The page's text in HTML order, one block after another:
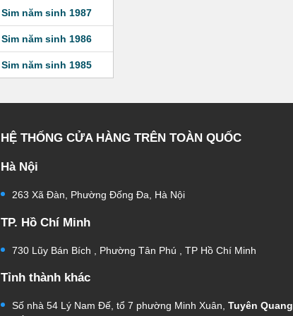
Sim năm sinh 1987
Sim năm sinh 1986
Sim năm sinh 1985
HỆ THỐNG CỬA HÀNG TRÊN TOÀN QUỐC
Hà Nội
263 Xã Đàn, Phường Đống Đa, Hà Nội
TP. Hồ Chí Minh
730 Lũy Bán Bích , Phường Tân Phú , TP Hồ Chí Minh
Tỉnh thành khác
Số nhà 54 Lý Nam Đế, tổ 7 phường Minh Xuân, Tuyên Quang